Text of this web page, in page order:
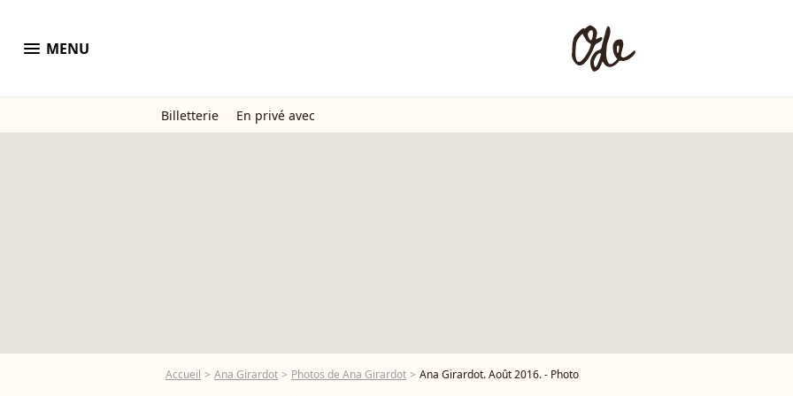
menu MENU
Billetterie En privé avec
Accueil Ana Girardot Photos de Ana Girardot Ana Girardot. Août 2016. - Photo